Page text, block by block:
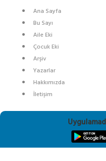
Ana Sayfa
Bu Sayı
Aile Eki
Çocuk Eki
Arşiv
Yazarlar
Hakkımızda
İletişim
SOSYAL MEDYA